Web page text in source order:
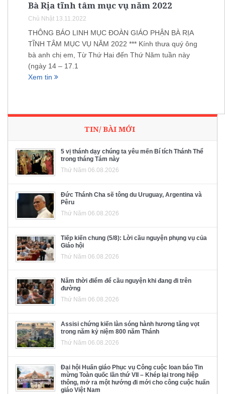
Bà Rịa tĩnh tâm mục vụ năm 2022
Chủ Nhật 13.11.2022
THÔNG BÁO LINH MỤC ĐOÀN GIÁO PHẬN BÀ RỊA
TĨNH TÂM MỤC VỤ NĂM 2022 *** Kính thưa quý ông
bà anh chị em, Từ Thứ Hai đến Thứ Năm tuần này
(ngày 14 – 17.1
Xem tin
TIN/ BÀI MỚI
5 vị thánh dạy chúng ta yêu mến Bí tích Thánh Thể
trong tháng Tám này
Thứ Năm 06.08.2026
Đức Thánh Cha sẽ tông du Uruguay, Argentina và
Pêru
Thứ Năm 06.08.2026
Tiếp kiến chung (5/8): Lời cầu nguyện phụng vụ của
Giáo hội
Thứ Năm 06.08.2026
Năm thời điểm để cầu nguyện khi đang đi trên
đường
Thứ Năm 06.08.2026
Assisi chứng kiến làn sóng hành hương tăng vọt
trong năm kỷ niệm 800 năm Thánh
Thứ Năm 06.08.2026
Đại hội Huấn giáo Phục vụ Công cuộc loan báo Tin
mừng Toàn quốc lần thứ VII – Khép lại trong hiệp
thông, mở ra một hướng đi mới cho công cuộc huấn
giáo Việt Nam